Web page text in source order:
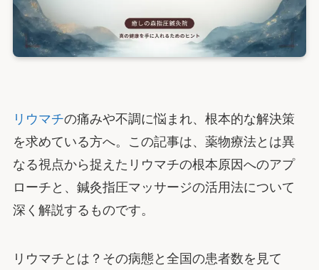
リウマチの痛みや不調に悩まれ、根本的な解決策
を求めている方へ。この記事は、薬物療法とは異
なる視点から捉えたリウマチの根本原因へのアプ
ローチと、鍼灸指圧マッサージの活用法について
深く解説するものです。
リウマチとは？その病態と全国の患者数を見て